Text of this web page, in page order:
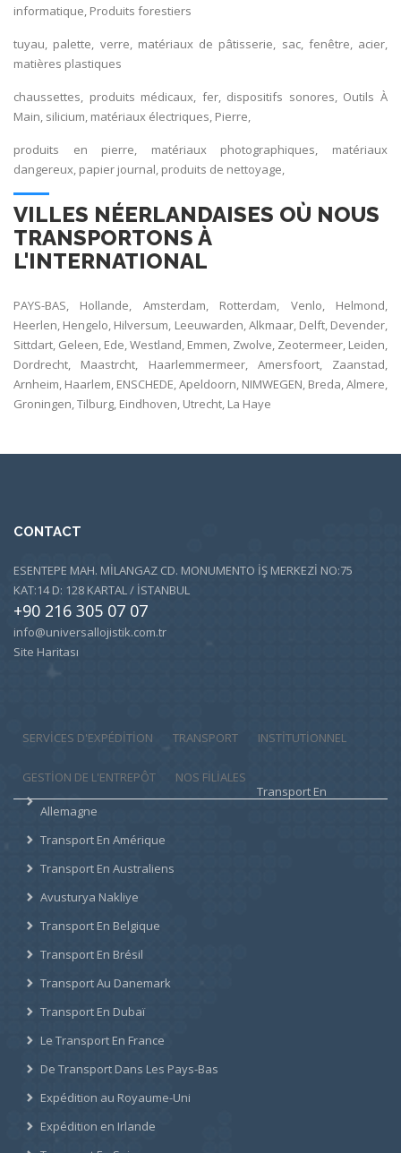
informatique, Produits forestiers
tuyau, palette, verre, matériaux de pâtisserie, sac, fenêtre, acier,
matières plastiques
chaussettes, produits médicaux, fer, dispositifs sonores, Outils À
Main, silicium, matériaux électriques, Pierre,
produits en pierre, matériaux photographiques, matériaux
dangereux, papier journal, produits de nettoyage,
VILLES NÉERLANDAISES OÙ NOUS
TRANSPORTONS À
L'INTERNATIONAL
PAYS-BAS, Hollande, Amsterdam, Rotterdam, Venlo, Helmond,
Heerlen, Hengelo, Hilversum, Leeuwarden, Alkmaar, Delft, Devender,
Sittdart, Geleen, Ede, Westland, Emmen, Zwolve, Zeotermeer, Leiden,
Dordrecht, Maastrcht, Haarlemmermeer, Amersfoort, Zaanstad,
Arnheim, Haarlem, ENSCHEDE, Apeldoorn, NIMWEGEN, Breda, Almere,
Groningen, Tilburg, Eindhoven, Utrecht, La Haye
CONTACT
ESENTEPE MAH. MİLANGAZ CD. MONUMENTO İŞ MERKEZİ NO:75
KAT:14 D: 128 KARTAL / İSTANBUL
+90 216 305 07 07
info@universallojistik.com.tr
Site Haritası
SERVICES D'EXPÉDITION TRANSPORT INSTITUTIONNEL
GESTION DE L'ENTREPÔT
NOS FILIALES
Transport En
Allemagne
Transport En Amérique
Transport En Australiens
Avusturya Nakliye
Transport En Belgique
Transport En Brésil
Transport Au Danemark
Transport En Dubaï
Le Transport En France
De Transport Dans Les Pays-Bas
Expédition au Royaume-Uni
Expédition en Irlande